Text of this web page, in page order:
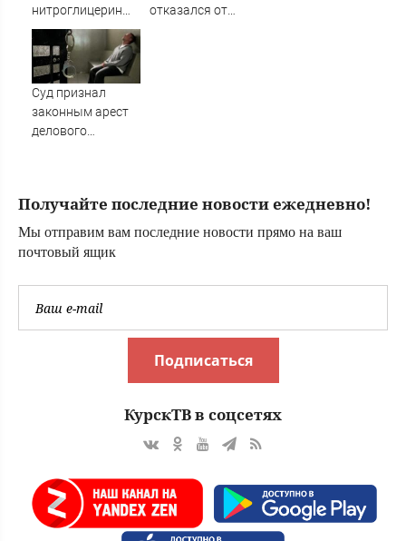
нитроглицерин
под язык:
кардиолог
предупредил об
опасных
отказался от
Суд признал
законным арест
делового
Даниленко
Получайте последние новости ежедневно!
Мы отправим вам последние новости прямо на ваш
почтовый ящик
Подписаться
КурскТВ в соцсетях